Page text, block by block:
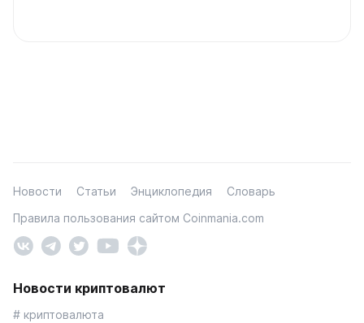
Новости Статьи Энциклопедия
Словарь
Правила пользования сайтом Coinmania.com
Новости криптовалют
# криптовалюта